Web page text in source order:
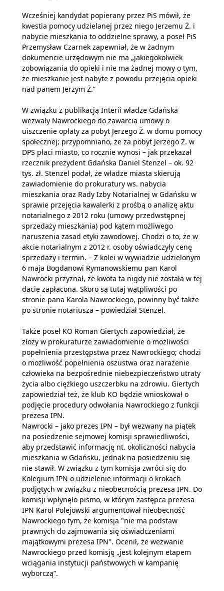
Wcześniej kandydat popierany przez PiS mówił, że
kwestia pomocy udzielanej przez niego Jerzemu Ż. i
nabycie mieszkania to oddzielne sprawy, a poseł PiS
Przemysław Czarnek zapewniał, że w żadnym
dokumencie urzędowym nie ma „jakiegokolwiek
zobowiązania do opieki i nie ma żadnej mowy o tym,
że mieszkanie jest nabyte z powodu przejęcia opieki
nad panem Jerzym Ż.”
W związku z publikacją Interii władze Gdańska
wezwały Nawrockiego do zawarcia umowy o
uiszczenie opłaty za pobyt Jerzego Ż. w domu pomocy
społecznej; przypomniano, że za pobyt Jerzego Ż. w
DPS płaci miasto, co rocznie wynosi – jak przekazał
rzecznik prezydent Gdańska Daniel Stenzel – ok. 92
tys. zł. Stenzel podał, że władze miasta skierują
zawiadomienie do prokuratury ws. nabycia
mieszkania oraz Rady Izby Notarialnej w Gdańsku w
sprawie przejęcia kawalerki z prośbą o analizę aktu
notarialnego z 2012 roku (umowy przedwstępnej
sprzedaży mieszkania) pod kątem możliwego
naruszenia zasad etyki zawodowej. Chodzi o to, że w
akcie notarialnym z 2012 r. osoby oświadczyły cenę
sprzedaży i termin. – Z kolei w wywiadzie udzielonym
6 maja Bogdanowi Rymanowskiemu pan Karol
Nawrocki przyznał, że kwota ta nigdy nie została w tej
dacie zapłacona. Skoro są tutaj wątpliwości po
stronie pana Karola Nawrockiego, powinny być także
po stronie notariusza – powiedział Stenzel.
Także poseł KO Roman Giertych zapowiedział, że
złoży w prokuraturze zawiadomienie o możliwości
popełnienia przestępstwa przez Nawrockiego; chodzi
o możliwość popełnienia oszustwa oraz narażenie
człowieka na bezpośrednie niebezpieczeństwo utraty
życia albo ciężkiego uszczerbku na zdrowiu. Giertych
zapowiedział też, że klub KO będzie wnioskował o
podjęcie procedury odwołania Nawrockiego z funkcji
prezesa IPN.
Nawrocki – jako prezes IPN – był wezwany na piątek
na posiedzenie sejmowej komisji sprawiedliwości,
aby przedstawić informację nt. okoliczności nabycia
mieszkania w Gdańsku, jednak na posiedzeniu się
nie stawił. W związku z tym komisja zwróci się do
Kolegium IPN o udzielenie informacji o krokach
podjętych w związku z nieobecnością prezesa IPN. Do
komisji wpłynęło pismo, w którym zastępca prezesa
IPN Karol Polejowski argumentował nieobecność
Nawrockiego tym, że komisja "nie ma podstaw
prawnych do zajmowania się oświadczeniami
majątkowymi prezesa IPN". Ocenił, że wezwanie
Nawrockiego przed komisję „jest kolejnym etapem
wciągania instytucji państwowych w kampanię
wyborczą”.